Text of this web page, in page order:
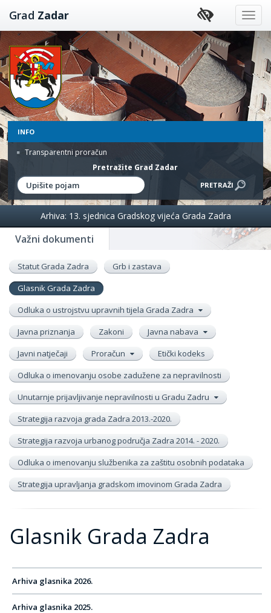
Preskoči
na
sadržaj
Grad Zadar
INFO
Transparentni proračun
Pretražite Grad Zadar
Važni dokumenti
Arhiva: 13. sjednica Gradskog vijeća Grada Zadra
Statut Grada Zadra
Grb i zastava
Glasnik Grada Zadra
Odluka o ustrojstvu upravnih tijela Grada Zadra
Javna priznanja
Zakoni
Javna nabava
Javni natječaji
Proračun
Etički kodeks
Odluka o imenovanju osobe zadužene za nepravilnosti
Unutarnje prijavljivanje nepravilnosti u Gradu Zadru
Strategija razvoja grada Zadra 2013.-2020.
Strategija razvoja urbanog područja Zadra 2014. - 2020.
Odluka o imenovanju službenika za zaštitu osobnih podataka
Strategija upravljanja gradskom imovinom Grada Zadra
Glasnik Grada Zadra
Arhiva glasnika 2026.
Arhiva glasnika 2025.